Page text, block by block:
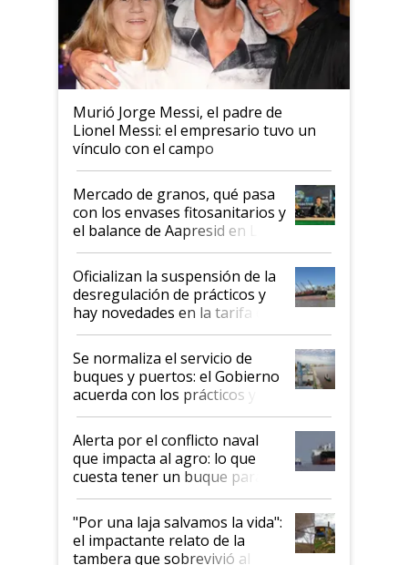
Murió Jorge Messi, el padre de
Lionel Messi: el empresario tuvo un
vínculo con el campo
Mercado de granos, qué pasa
con los envases fitosanitarios y
el balance de Aapresid en La
Posta
Oficializan la suspensión de la
desregulación de prácticos y
hay novedades en la tarifa de
la hidrovía
Se normaliza el servicio de
buques y puertos: el Gobierno
acuerda con los prácticos y
suspende el decreto de
desregulación
Alerta por el conflicto naval
que impacta al agro: lo que
cuesta tener un buque parado
y el peligro de que Argentina
pase a ser "país sucio"
"Por una laja salvamos la vida":
el impactante relato de la
tambera que sobrevivió al